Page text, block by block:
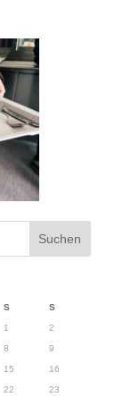
S S
1 2
8 9
15 16
22 23